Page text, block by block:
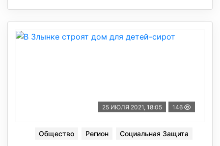
25 ИЮЛЯ 2021, 18:05 146
Общество Регион Социальная Защита